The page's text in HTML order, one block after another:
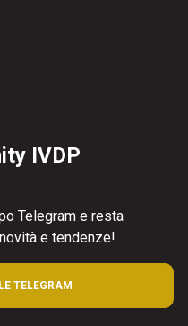
IVDP
Telegram e resta
e tendenze!
TELEGRAM